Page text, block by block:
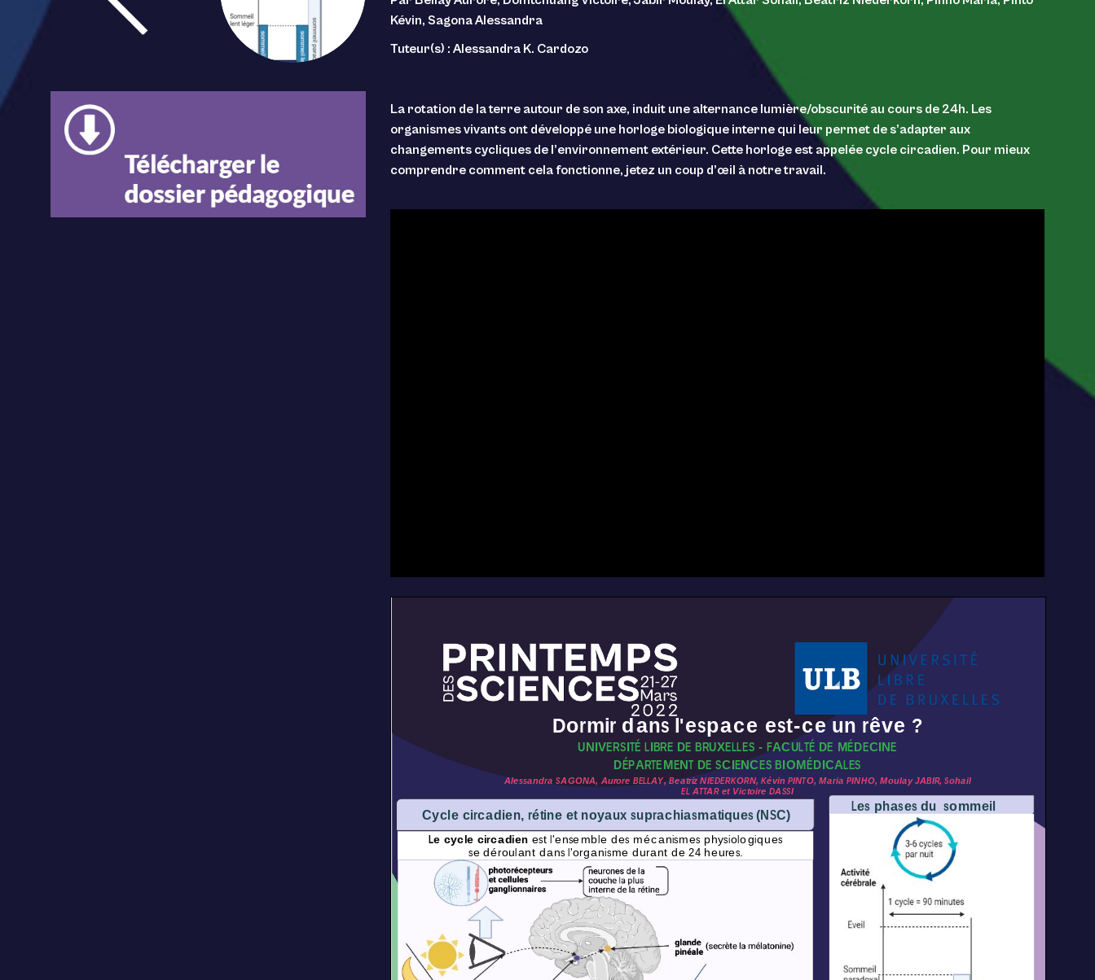
Kévin, Sagona Alessandra
Tuteur(s) : Alessandra K. Cardozo
La rotation de la terre autour de son axe, induit une alternance lumière/obscurité au cours de 24h. Les
organismes vivants ont développé une horloge biologique interne qui leur permet de s’adapter aux
changements cycliques de l’environnement extérieur. Cette horloge est appelée cycle circadien. Pour mieux
comprendre comment cela fonctionne, jetez un coup d’œil à notre travail.